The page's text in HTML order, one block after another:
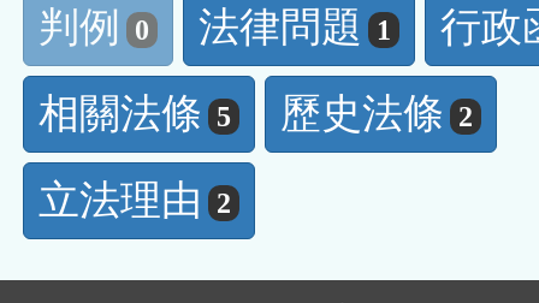
判例
0 法律問題 1
行政
相關法條 5 歷史法條 2
立法理由 2